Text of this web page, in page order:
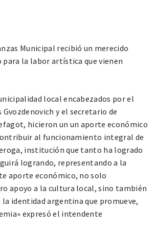
Municipal recibió un merecido
la labor artística que vienen
local encabezados por el
y el secretario de
hicieron un un aporte económico
al funcionamiento integral de
institución que tanto ha logrado
logrando, representando a la
aporte económico, no solo
apoyo a la cultura local, sino también
identidad argentina que promueve,
expresó el intendente